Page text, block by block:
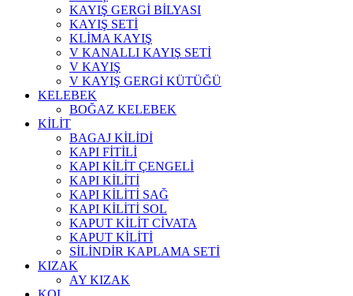
KAYIŞ GERGİ BİLYASI
KAYIŞ SETİ
KLİMA KAYIŞ
V KANALLI KAYIŞ SETİ
V KAYIŞ
V KAYIŞ GERGİ KÜTÜĞÜ
KELEBEK
BOĞAZ KELEBEK
KİLİT
BAGAJ KİLİDİ
KAPI FİTİLİ
KAPI KİLİT ÇENGELİ
KAPI KİLİTİ
KAPI KİLİTİ SAĞ
KAPI KİLİTİ SOL
KAPUT KİLİT CİVATA
KAPUT KİLİTİ
SİLİNDİR KAPLAMA SETİ
KIZAK
AY KIZAK